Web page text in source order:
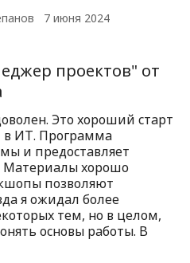
7 июня 2024
проектов" от
Это хороший старт
в ИТ. Программа
и предоставляет
Материалы хорошо
позволяют
я ожидал более
тем, но в целом,
основы работы. В